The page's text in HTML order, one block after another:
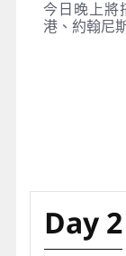
今日晚上將
港、約翰尼
Day 2